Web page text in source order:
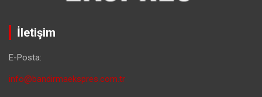
İletişim
E-Posta:
info@bandirmaekspres.com.tr